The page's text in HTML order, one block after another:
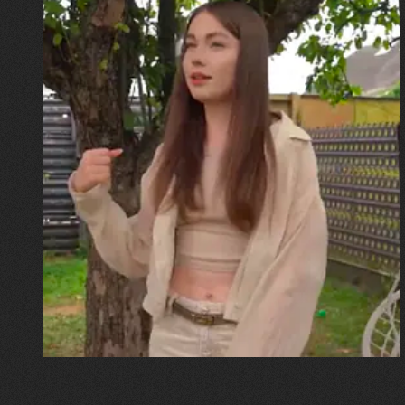
30.07.2026
Калина, Дарина та Віра Папроцькі
"Хвиля була, як від моря,
прозора і велика… Я ледве
встигла схопити племінницю"